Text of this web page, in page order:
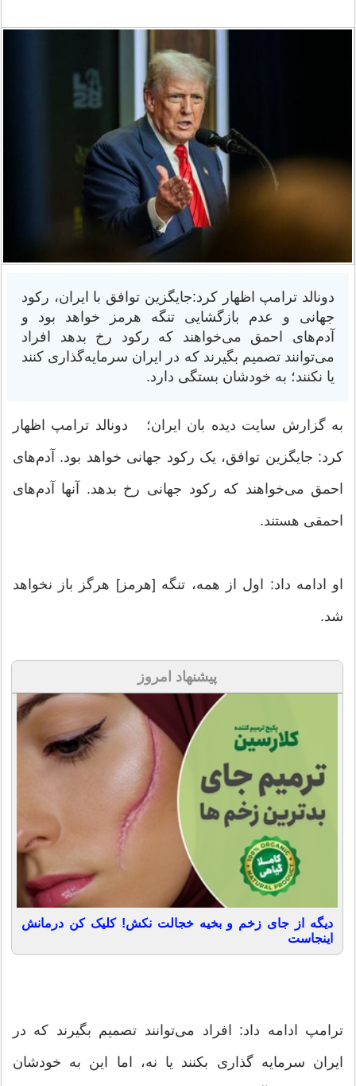
دونالد ترامپ اظهار کرد:جایگزین توافق با ایران، رکود
جهانی و عدم بازگشایی تنگه هرمز خواهد بود و
آدم‌های احمق می‌خواهند که رکود رخ بدهد افراد
می‌توانند تصمیم بگیرند که در ایران سرمایه‌گذاری کنند
یا نکنند؛ به خودشان بستگی دارد.
به گزارش سایت دیده بان ایران؛ دونالد ترامپ اظهار
کرد: جایگزین توافق، یک رکود جهانی خواهد بود. آدم‌های
احمق می‌خواهند که رکود جهانی رخ بدهد. آنها آدم‌های
احمقی هستند.
او ادامه داد: اول از همه، تنگه [هرمز] هرگز باز نخواهد
شد.
پیشنهاد امروز
دیگه از جای زخم و بخیه خجالت نکش! کلیک کن درمانش
اینجاست
ترامپ ادامه داد: افراد می‌توانند تصمیم بگیرند که در
ایران سرمایه گذاری بکنند یا نه، اما این به خودشان